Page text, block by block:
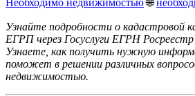
Узнайте подробности о кадастровой
ЕГРП через Госуслуги ЕГРН
Узнаете, как получить нужную
поможет в решении различных
недвижимостью.